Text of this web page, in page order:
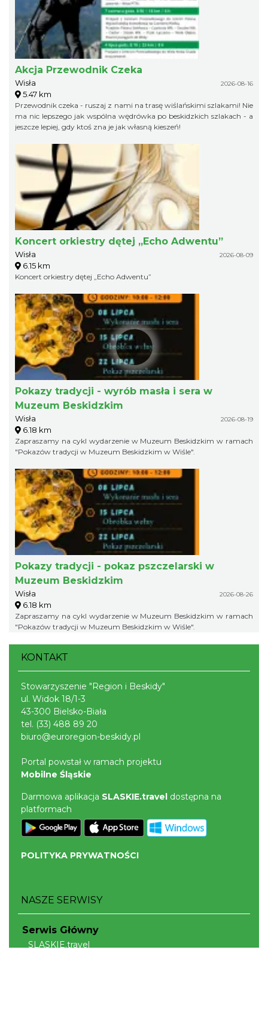
Akcja Przewodnik Czeka
Wisła 2026-08-16
5.47 km
Przewodnik czeka - ruszaj z nami na trasę wiślańskimi szlakami! Nie
ma nic lepszego jak wspólna wędrówka po beskidzkich szlakach - a
jeszcze lepiej, gdy ktoś zna je jak własną kieszeń!
Koncert orkiestry dętej „Echo Adwentu”
Wisła 2026-08-09
6.15 km
Koncert orkiestry dętej „Echo Adwentu”
Pokazy tradycji - wyrób masła i sera w
Muzeum Beskidzkim
Wisła 2026-08-19
6.18 km
Zapraszamy na cykl wydarzenie w Muzeum Beskidzkim w ramach
"Pokazów tradycji w Muzeum Beskidzkim w Wiśle".
Pokazy tradycji - pokaz pszczelarski w
Muzeum Beskidzkim
Wisła 2026-08-26
6.18 km
Zapraszamy na cykl wydarzenie w Muzeum Beskidzkim w ramach
"Pokazów tradycji w Muzeum Beskidzkim w Wiśle".
KONTAKT
Stowarzyszenie "Region i Beskidy"
ul. Widok 18/1-3
43-300 Bielsko-Biała
tel. (33) 488 89 20
biuro@euroregion-beskidy.pl
Portal powstał w ramach projektu
Mobilne Śląskie
Darmowa aplikacja SLASKIE.travel dostępna na
platformach
POLITYKA PRYWATNOŚCI
NASZE SERWISY
Serwis Główny
SLASKIE.travel